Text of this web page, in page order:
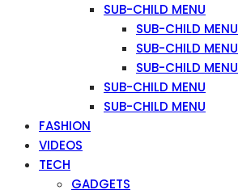
SUB-CHILD MENU
SUB-CHILD MENU
SUB-CHILD MENU
SUB-CHILD MENU
SUB-CHILD MENU
SUB-CHILD MENU
FASHION
VIDEOS
TECH
GADGETS